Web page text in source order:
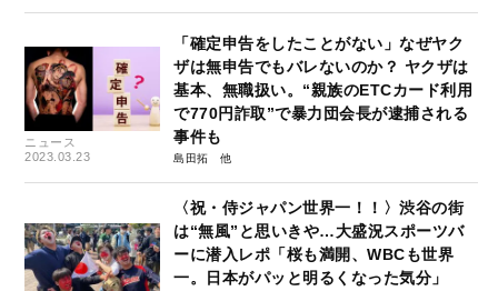
ニュース
2023.03.23
「確定申告をしたことがない」なぜヤク
ザは無申告でもバレないのか？ ヤクザは
基本、無職扱い。“親族のETCカード利用
で770円詐取”で暴力団会長が逮捕される
事件も
島田拓
〈祝・侍ジャパン世界一！！〉渋谷の街
は“無風”と思いきや…大盛況スポーツバ
ーに潜入レポ「桜も満開、WBCも世界
一。日本がパッと明るくなった気分」